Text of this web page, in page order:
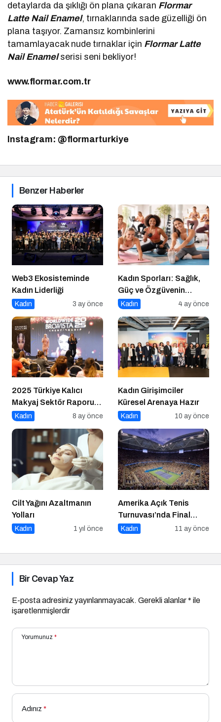
detaylarda da şıklığı ön plana çıkaran Flormar
Latte Nail Enamel, tırnaklarında sade güzelliği ön
plana taşıyor. Zamansız kombinlerini
tamamlayacak nude tırnaklar için Flormar Latte
Nail Enamelserisi seni bekliyor!
www.flormar.com.tr
Instagram: @flormarturkiye
Benzer Haberler
Web3 Ekosisteminde
Kadın Liderliği
Kadın 3 ay önce
Kadın Sporları: Sağlık,
Güç ve Özgüvenin
Anahtarı
Kadın 4 ay önce
2025 Türkiye Kalıcı
Makyaj Sektör Raporu
Açıklandı
Kadın 8 ay önce
Kadın Girişimciler
Küresel Arenaya Hazır
Kadın 10 ay önce
Cilt Yağını Azaltmanın
Yolları
Kadın 1 yıl önce
Amerika Açık Tenis
Turnuvası’nda Final
Heyecanı Eurosport’ta!
Kadın 11 ay önce
Bir Cevap Yaz
E-posta adresiniz yayınlanmayacak. Gerekli alanlar* ile
işaretlenmişlerdir
Yorumunuz *
Adınız *